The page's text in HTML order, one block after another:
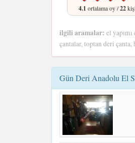
4.1 ortalama oy /22
ilgili aramalar: el
çantalar, toptan deri çanta,
Gün Deri Anadolu El